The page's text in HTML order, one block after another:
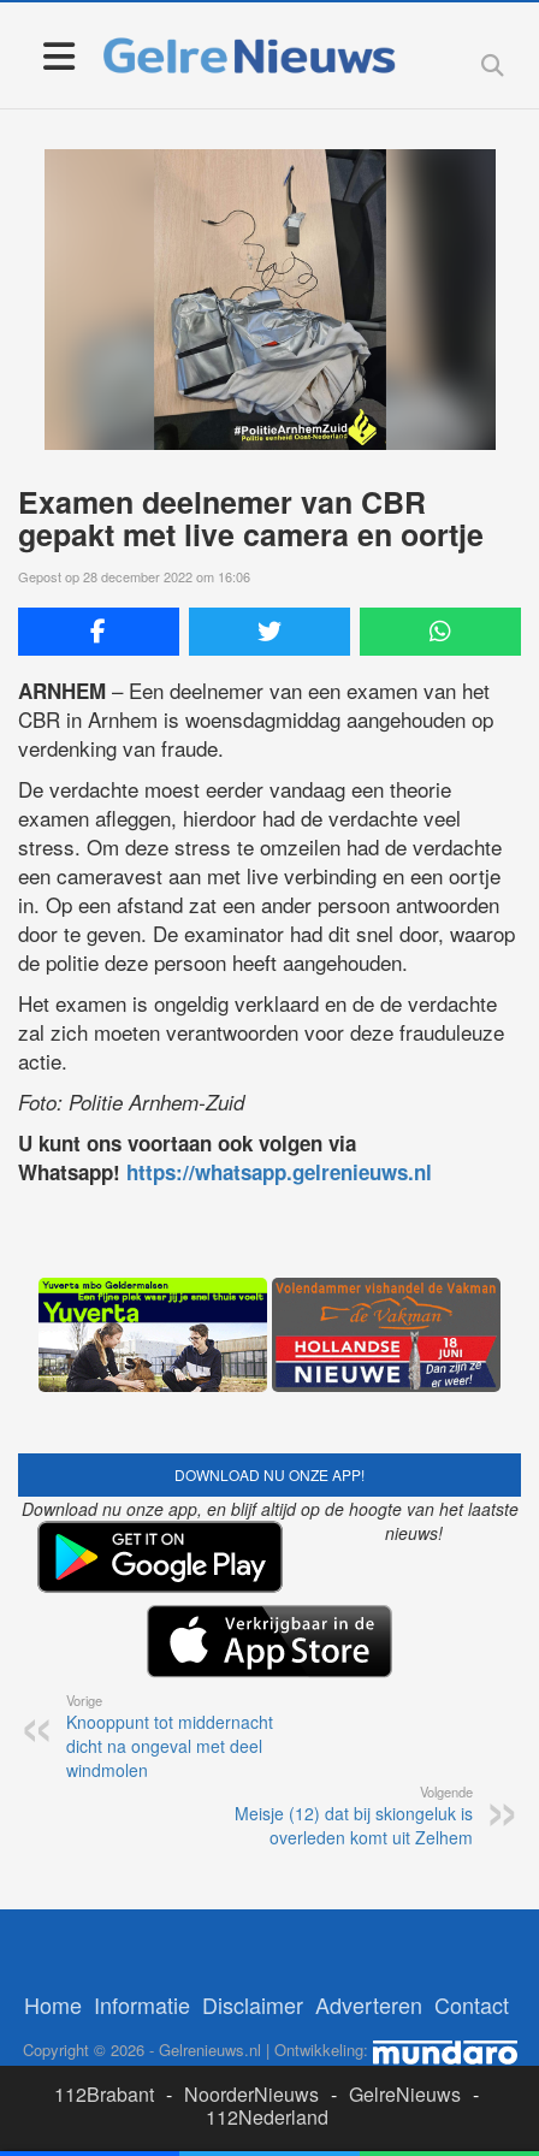
Examen deelnemer van CBR
gepakt met live camera en oortje
Gepost op 28 december 2022 om 16:06
ARNHEM – Een deelnemer van een examen van het
CBR in Arnhem is woensdagmiddag aangehouden op
verdenking van fraude.
De verdachte moest eerder vandaag een theorie
examen afleggen, hierdoor had de verdachte veel
stress. Om deze stress te omzeilen had de verdachte
een cameravest aan met live verbinding en een oortje
in. Op een afstand zat een ander persoon antwoorden
door te geven. De examinator had dit snel door, waarop
de politie deze persoon heeft aangehouden.
Het examen is ongeldig verklaard en de de verdachte
zal zich moeten verantwoorden voor deze frauduleuze
actie.
Foto: Politie Arnhem-Zuid
U kunt ons voortaan ook volgen via
Whatsapp! https://whatsapp.gelrenieuws.nl
DOWNLOAD NU ONZE APP!
Download nu onze app, en blijf altijd op de hoogte van het laatste
nieuws!
Vorige
Knooppunt tot middernacht
dicht na ongeval met deel
windmolen
Volgende
Meisje (12) dat bij skiongeluk is
overleden komt uit Zelhem
Home Informatie Disclaimer Adverteren Contact
Copyright © 2026 - Gelrenieuws.nl | Ontwikkeling:
112Brabant - NoorderNieuws - GelreNieuws -
112Nederland